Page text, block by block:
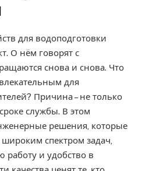
для водоподготовки
О нём говорят с
снова и снова. Что
для
Причина – не только
службы. В этом
решения, которые
спектром задач,
работу и удобство в